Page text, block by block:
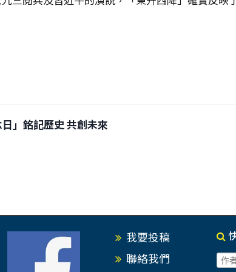
」銘記歷史 共創未來
我要投稿
聯絡我們